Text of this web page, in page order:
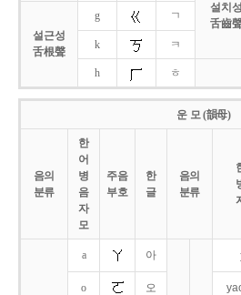
설치성
舌齒
설근성
舌根聲
g ㄱ
k ㅋ
h ㅎ
운 모 (韻母)
음의
분류
한
어
병
음
자
모
주음
부호
한
글
음의
분류
a 아
o 오